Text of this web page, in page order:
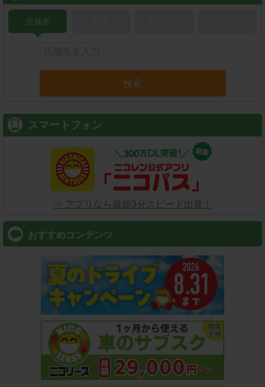
店舗名
検索
スマートフォン
⇒ アプリなら最短3分スピード出発！
おすすめコンテンツ